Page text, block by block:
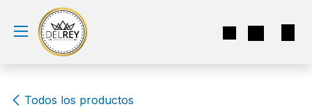
Ir al contenido
Todos los productos